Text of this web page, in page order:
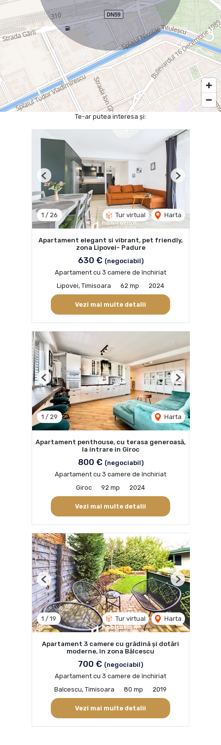
Te-ar putea interesa și:
1 / 26 Tur virtual Harta
Previous Next
Apartament elegant si vibrant, pet friendly,
zona Lipovei- Padure
630 € (negociabil)
Apartament cu 3 camere de închiriat
Lipovei, Timisoara
62 mp 2024
Vezi mai multe detalii
1 / 29 Harta
Previous Next
Apartament penthouse, cu terasa generoasă,
la intrare in Giroc
800 € (negociabil)
Apartament cu 3 camere de închiriat
Giroc
92 mp 2024
Vezi mai multe detalii
1 / 19 Tur virtual Harta
Previous Next
Apartament 3 camere cu grădină și dotări
moderne, în zona Bălcescu
700 € (negociabil)
Apartament cu 3 camere de închiriat
Balcescu, Timisoara
80 mp 2019
Vezi mai multe detalii